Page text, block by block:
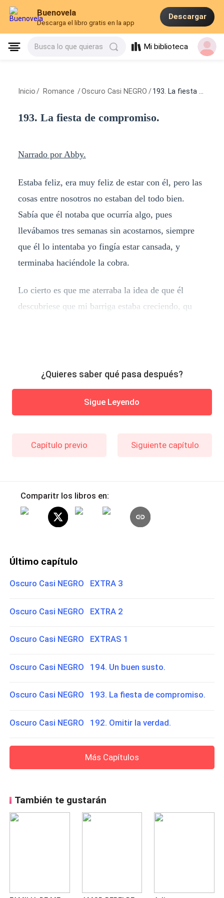
Buenovela
Descarga el libro gratis en la app
Descargar
Busca lo que quieras Mi biblioteca
Inicio / Romance /Oscuro Casi NEGRO / 193. La fiesta de compromiso.
193. La fiesta de compromiso.
Narrado por Abby.
Estaba feliz, era muy feliz de estar con él, pero las
cosas entre nosotros no estaban del todo bien.
Sabía que él notaba que ocurría algo, pues
llevábamos tres semanas sin acostarnos, siempre
que él lo intentaba yo fingía estar cansada, y
terminaba haciéndole la cobra.
Lo cierto es que me aterraba la idea de que él
descubriese que mi barriga estaba creciendo, qu
¿Quieres saber qué pasa después?
Sigue Leyendo
Capítulo previo Siguiente capítulo
Comparitr los libros en:
Último capítulo
Oscuro Casi NEGRO EXTRA 3
Oscuro Casi NEGRO EXTRA 2
Oscuro Casi NEGRO EXTRAS 1
Oscuro Casi NEGRO 194. Un buen susto.
Oscuro Casi NEGRO 193. La fiesta de compromiso.
Oscuro Casi NEGRO 192. Omitir la verdad.
Más Capítulos
También te gustarán